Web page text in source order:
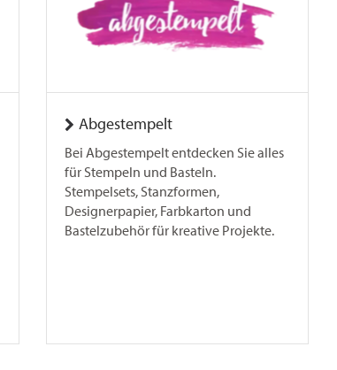
Abgestempelt
Bei Abgestempelt entdecken Sie alles
für Stempeln und Basteln.
Stempelsets, Stanzformen,
Designerpapier, Farbkarton und
Bastelzubehör für kreative Projekte.